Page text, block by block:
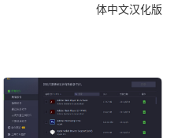
体中文汉化版